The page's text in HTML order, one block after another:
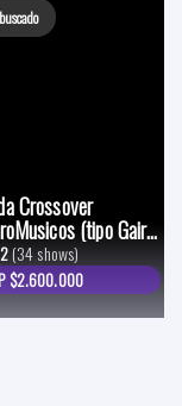
Crossover
(tipo Gaira
(34 shows)
$2.600.000